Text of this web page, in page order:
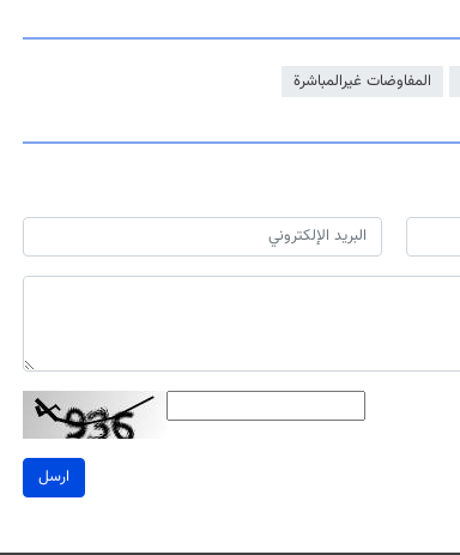
المفاوضات غيرالمباشرة
ارسل